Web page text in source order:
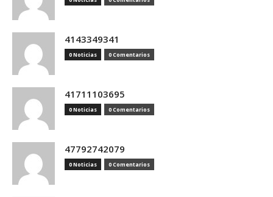
4143349341
0 Noticias 0 Comentarios
41711103695
0 Noticias 0 Comentarios
47792742079
0 Noticias 0 Comentarios